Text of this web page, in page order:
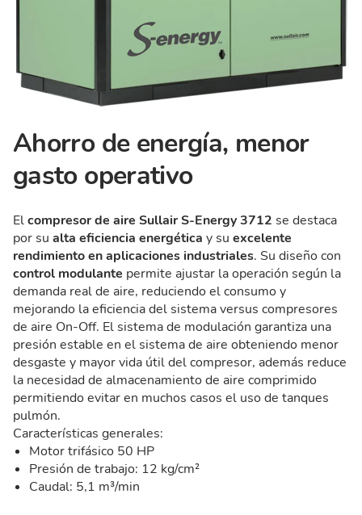
Ahorro de energía, menor
gasto operativo
Elcompresor de aire Sullair S-Energy 3712 se destaca
por su alta eficiencia energética y su excelente
rendimiento en aplicaciones industriales. Su diseño con
control modulante permite ajustar la operación según la
demanda real de aire, reduciendo el consumo y
mejorando la eficiencia del sistema versus compresores
de aire On-Off. El sistema de modulación garantiza una
presión estable en el sistema de aire obteniendo menor
desgaste y mayor vida útil del compresor, además reduce
la necesidad de almacenamiento de aire comprimido
permitiendo evitar en muchos casos el uso de tanques
pulmón.
Características generales:
Motor trifásico 50 HP
Presión de trabajo: 12 kg/cm²
Caudal: 5,1 m³/min